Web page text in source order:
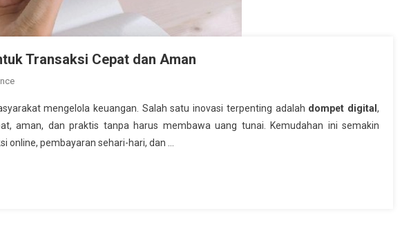
Transaksi Cepat dan Aman
mengelola keuangan. Salah satu inovasi terpenting adalah dompet digital,
aman, dan praktis tanpa harus membawa uang tunai. Kemudahan ini semakin
online, pembayaran sehari-hari, dan …